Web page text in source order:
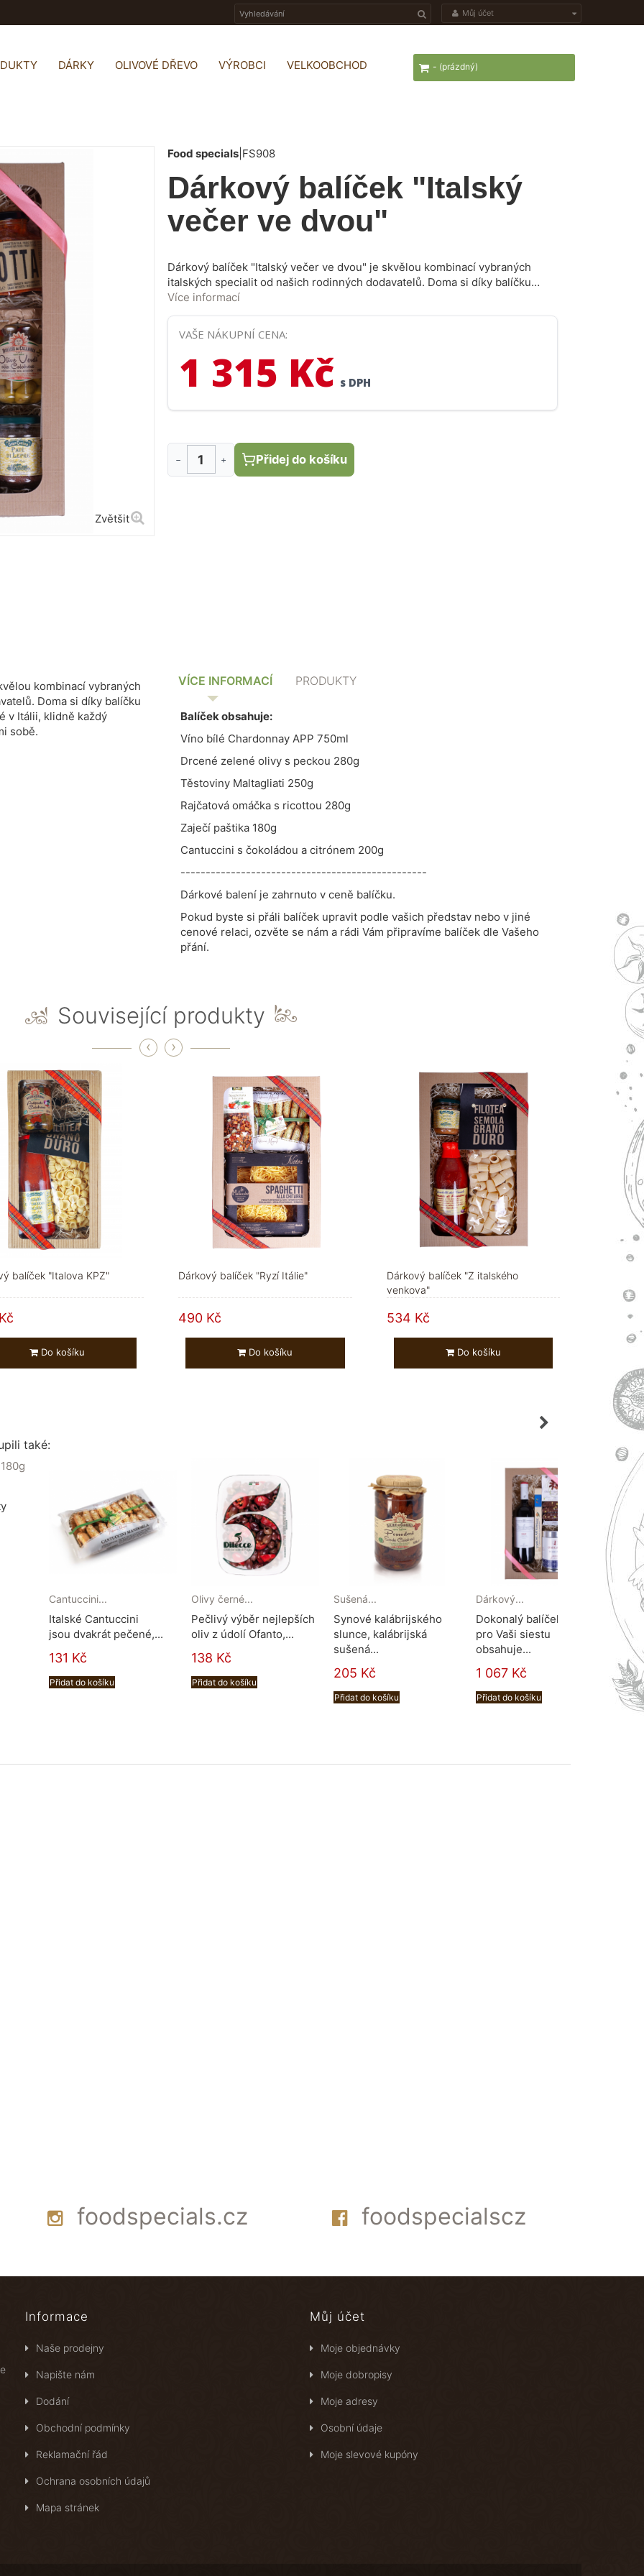
Můj účet
DÁRKY OLIVOVÉ DŘEVO VÝROBCI VELKOOBCHOD - (prázdný)
Zvětšit
Food specials FS908
Dárkový balíček "Italský
večer ve dvou"
Dárkový balíček "Italský večer ve dvou" je skvělou kombinací vybraných
italských specialit od našich rodinných dodavatelů. Doma si díky balíčku
snadno vytvoříte atmosféru jako na dovolené v Itálii, klidně každý
Více informací
VAŠE NÁKUPNÍ CENA:
1 315 Kč s DPH
− + Přidej do košíku
kombinací vybraných
Doma si díky balíčku
v Itálii, klidně každý
sobě.
VÍCE INFORMACÍ PRODUKTY
Balíček obsahuje:
Víno bílé Chardonnay APP 750ml
Drcené zelené olivy s peckou 280g
Těstoviny Maltagliati 250g
Rajčatová omáčka s ricottou 280g
Zaječí paštika 180g
Cantuccini s čokoládou a citrónem 200g
-------------------------------------------------
Dárkové balení je zahrnuto v ceně balíčku.
Pokud byste si přáli balíček upravit podle vašich představ nebo v jiné
cenové relaci, ozvěte se nám a rádi Vám připravíme balíček dle Vašeho
přání.
Související produkty
‹ ›
balíček "Italova KPZ"
Do košíku
Dárkový balíček "Ryzí Itálie"
490 Kč
Do košíku
Dárkový balíček "Z italského
venkova"
534 Kč
Do košíku
také:
Cantuccini...
Italské Cantuccini
jsou dvakrát pečené,...
131 Kč
Přidat do košíku
Olivy černé...
Pečlivý výběr nejlepších
oliv z údolí Ofanto,...
138 Kč
Přidat do košíku
Sušená...
Synové kalábrijského
slunce, kalábrijská
sušená...
205 Kč
Přidat do košíku
Dárkový...
Dokonalý balíček
pro Vaši siestu
obsahuje...
1 067 Kč
Přidat do košíku
Víno
foodspecials.cz foodspecialscz
Informace
Naše prodejny
Napište nám
Dodání
Obchodní podmínky
Reklamační řád
Ochrana osobních údajů
Mapa stránek
Můj účet
Moje objednávky
Moje dobropisy
Moje adresy
Osobní údaje
Moje slevové kupóny